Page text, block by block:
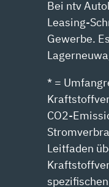
Bei ntv
Leasing-
Gewerbe.
* =
CO2-
Leitfaden